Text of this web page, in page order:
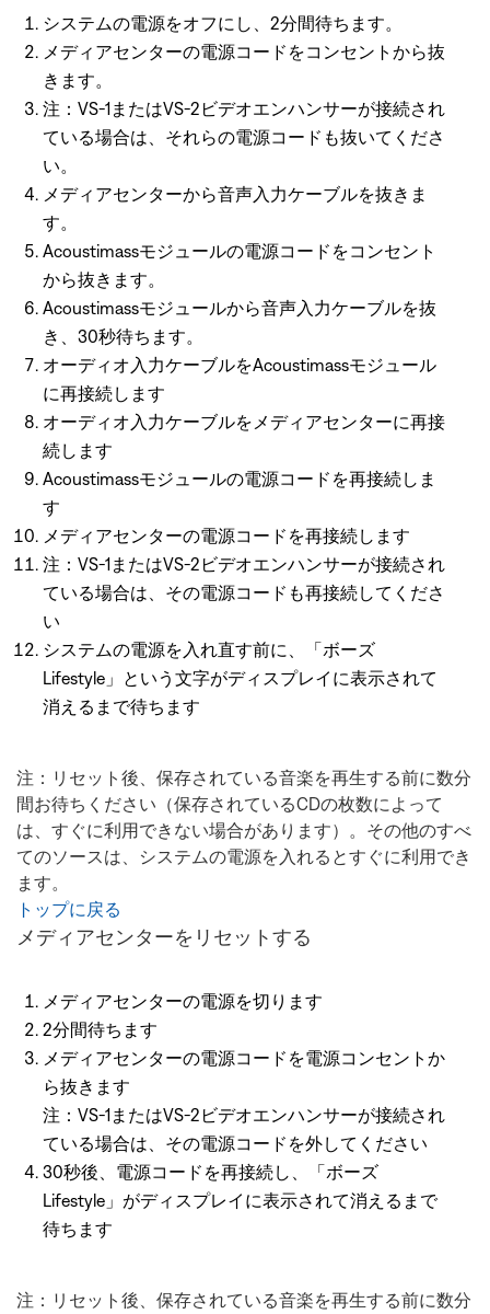
システムの電源をオフにし、2分間待ちます。
メディアセンターの電源コードをコンセントから抜
きます。
注：VS-1またはVS-2ビデオエンハンサーが接続され
ている場合は、それらの電源コードも抜いてくださ
い。
メディアセンターから音声入力ケーブルを抜きま
す。
Acoustimassモジュールの電源コードをコンセント
から抜きます。
Acoustimassモジュールから音声入力ケーブルを抜
き、30秒待ちます。
オーディオ入力ケーブルをAcoustimassモジュール
に再接続します
オーディオ入力ケーブルをメディアセンターに再接
続します
Acoustimassモジュールの電源コードを再接続しま
す
メディアセンターの電源コードを再接続します
注：VS-1またはVS-2ビデオエンハンサーが接続され
ている場合は、その電源コードも再接続してくださ
い
システムの電源を入れ直す前に、「ボーズ
Lifestyle」という文字がディスプレイに表示されて
消えるまで待ちます
注：リセット後、保存されている音楽を再生する前に数分
間お待ちください（保存されているCDの枚数によって
は、すぐに利用できない場合があります）。その他のすべ
てのソースは、システムの電源を入れるとすぐに利用でき
ます。
トップに戻る
メディアセンターをリセットする
メディアセンターの電源を切ります
2分間待ちます
メディアセンターの電源コードを電源コンセントか
ら抜きます
注：VS-1またはVS-2ビデオエンハンサーが接続され
ている場合は、その電源コードを外してください
30秒後、電源コードを再接続し、「ボーズ
Lifestyle」がディスプレイに表示されて消えるまで
待ちます
注：リセット後、保存されている音楽を再生する前に数分